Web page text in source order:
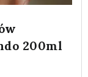
200ml